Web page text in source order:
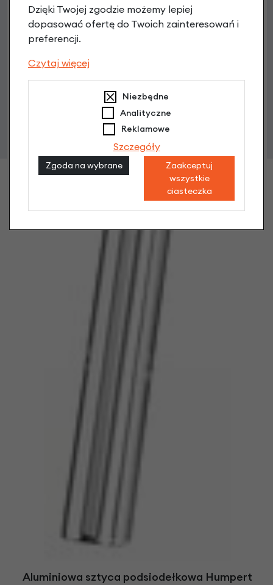
Aluminiowa sztyca podsiodełkowa Humpert
Dzięki Twojej zgodzie możemy lepiej
dopasować ofertę do Twoich zainteresowań i
preferencji.
Czytaj więcej
Niezbędne
Analityczne
Reklamowe
Szczegóły
Zgoda na wybrane
Zaakceptuj
wszystkie
ciasteczka